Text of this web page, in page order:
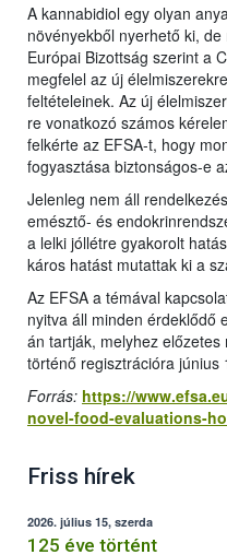
A kannabidiol egy olyan
növényekből nyerhető ki,
Európai Bizottság szerint a
megfelel az új
feltételeinek. Az új
re vonatkozó számos
felkérte az EFSA-t, hogy
fogyasztása biztonságos-e
Jelenleg nem áll
emésztő- és
a lelki jóllétre gyakorolt
káros hatást mutattak ki a
Az EFSA a témával
nyitva áll minden érdeklődő
án tartják, melyhez
történő regisztrációra június
Forrás: https://
novel-food-evaluations-
Friss hírek
2026. július 15, szerda
125 éve történt